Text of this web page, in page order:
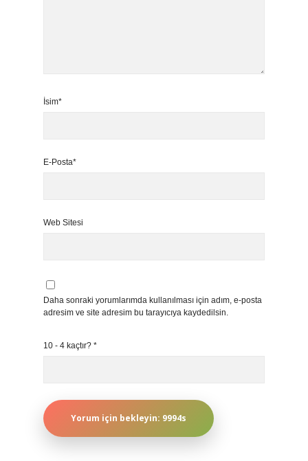
İsim*
E-Posta*
Web Sitesi
Daha sonraki yorumlarımda kullanılması için adım, e-posta
adresim ve site adresim bu tarayıcıya kaydedilsin.
10 - 4 kaçtır? *